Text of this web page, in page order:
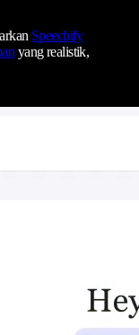
Speechify
yang realistik,